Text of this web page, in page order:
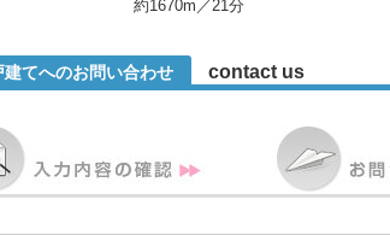
約1670m／21分
てへのお問い合わせ contact us